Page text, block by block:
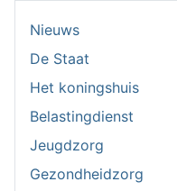
Nieuws
De Staat
Het koningshuis
Belastingdienst
Jeugdzorg
Gezondheidzorg